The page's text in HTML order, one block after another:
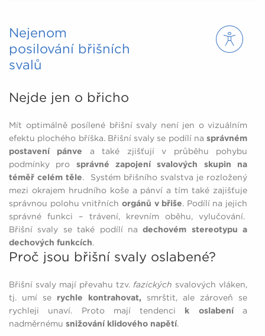
Nejenom
posilování břišních
svalů
Nejde jen o břicho
Mít optimálně posílené břišní svaly není jen o vizuálním
efektu plochého bříška. Břišní svaly se podílí na správném
postavení pánve a také zjišťují v průběhu pohybu
podmínky pro správné zapojení svalových skupin na
téměř celém těle. Systém břišního svalstva je rozložený
mezi okrajem hrudního koše a pánví a tím také zajišťuje
správnou polohu vnitřních orgánů v břiše. Podílí na jejich
správné funkci – trávení, krevním oběhu, vylučování.
Břišní svaly se také podílí nadechovém stereotypu a
dechových funkcích.
Proč jsou břišní svaly oslabené?
Břišní svaly mají převahu tzv. fazických svalových vláken,
tj. umí se rychle kontrahovat, smrštit, ale zároveň se
rychleji unaví. Proto mají tendenci k oslabenía
nadměrnému snižování klidového napětí.